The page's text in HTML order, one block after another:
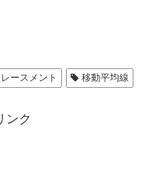
ースメント 移動平均線
ンク